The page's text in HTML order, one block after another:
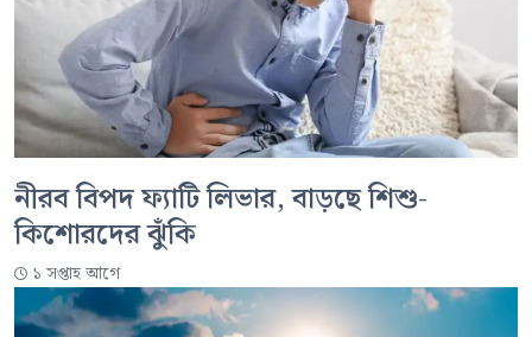
নীরব বিপদ ফ্যাটি লিভার, বাড়ছে শিশু-
কিশোরদের ঝুঁকি
১ সপ্তাহ আগে